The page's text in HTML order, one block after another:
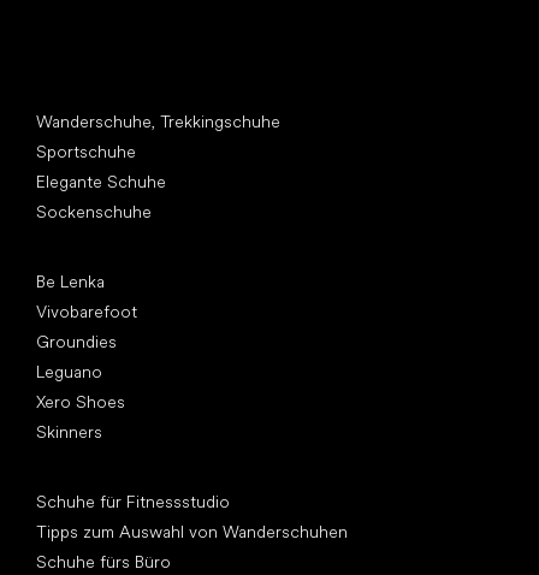
Wanderschuhe, Trekkingschuhe
Sportschuhe
Elegante Schuhe
Sockenschuhe
Be Lenka
Vivobarefoot
Groundies
Leguano
Xero Shoes
Skinners
Schuhe für Fitnessstudio
Tipps zum Auswahl von Wanderschuhen
Schuhe fürs Büro